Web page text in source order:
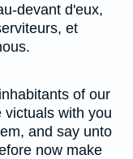
devant d'eux,
et
of our
victuals with you
and say unto
now make